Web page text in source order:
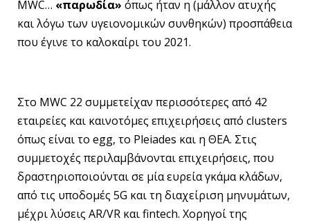
MWC… «παρωδία» όπως ήταν η (μάλλον ατυχής
και λόγω των υγειονομικών συνθηκών) προσπάθεια
που έγινε το καλοκαίρι του 2021.
Στο MWC 22 συμμετείχαν περισσότερες από 42
εταιρείες και καινοτόμες επιχειρήσεις από clusters
όπως είναι το egg, το Pleiades και η ΘΕΑ. Στις
συμμετοχές περιλαμβάνονται επιχειρήσεις, που
δραστηριοποιούνται σε μία ευρεία γκάμα κλάδων,
από τις υποδομές 5G και τη διαχείριση μηνυμάτων,
μέχρι λύσεις AR/VR και fintech. Χορηγοί της